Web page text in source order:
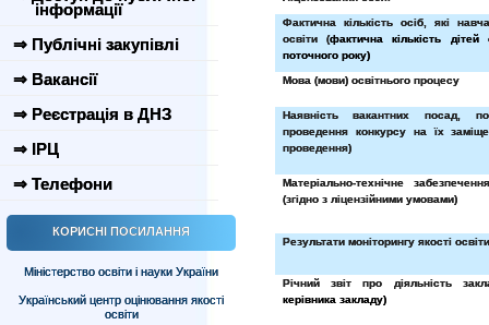
інформації
⇒ Публічні закупівлі
⇒ Вакансії
⇒ Реєстрація в ДНЗ
⇒ ІРЦ
⇒ Телефони
КОРИСНІ ПОСИЛАННЯ
Міністерство освіти і науки України
Український центр оцінювання якості
освіти
Фактична кількість осіб, які
освіти (фактична кількість
поточного року)
Мова (мови) освітнього процесу
Наявність вакантних посад,
проведення конкурсу на їх
проведення)
Матеріально-технічне
(згідно з ліцензійними умовами)
Результати моніторингу якості освіти
Річний звіт про діяльність
керівника закладу)